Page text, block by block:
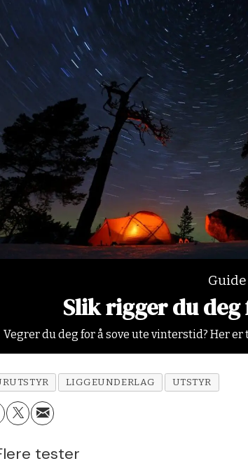
Guide
Slik rigger du
Vegrer du deg for å sove ute vinterstid? Her
LIGGEUNDERLAG UTSTYR
tester